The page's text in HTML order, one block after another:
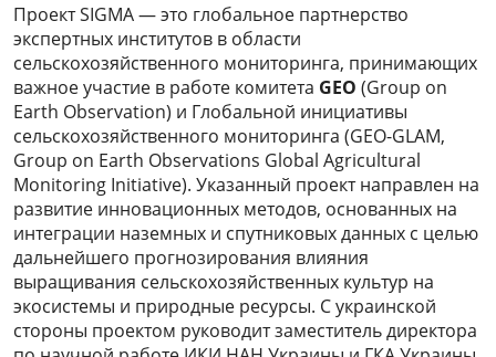
Проект SIGMA — это глобальное партнерство
экспертных институтов в области
сельскохозяйственного мониторинга, принимающих
важное участие в работе комитета GEO (Group on
Earth Observation) и Глобальной инициативы
сельскохозяйственного мониторинга (GEO-GLAM,
Group on Earth Observations Global Agricultural
Monitoring Initiative). Указанный проект направлен на
развитие инновационных методов, основанных на
интеграции наземных и спутниковых данных с целью
дальнейшего прогнозирования влияния
выращивания сельскохозяйственных культур на
экосистемы и природные ресурсы. С украинской
стороны проектом руководит заместитель директора